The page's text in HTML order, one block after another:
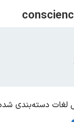
دسته‌بندی